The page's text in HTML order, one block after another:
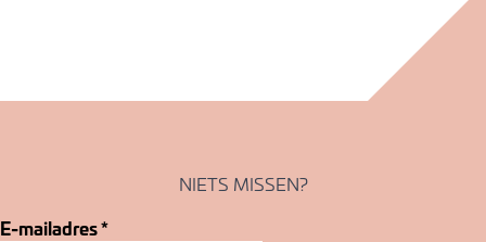
NIETS MISSEN?
E-mailadres*